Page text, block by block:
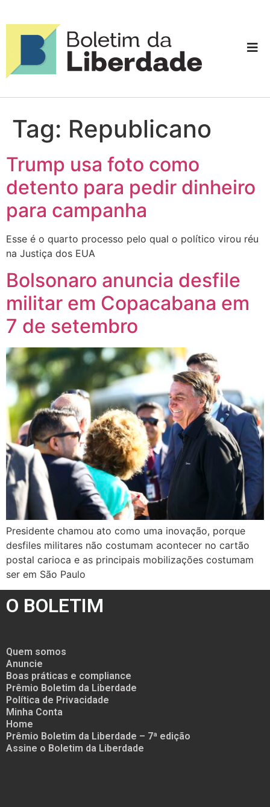
Tag: Republicano
Trump usa foto como
detento para pedir dinheiro
para campanha
Esse é o quarto processo pelo qual o político virou réu
na Justiça dos EUA
Bolsonaro anuncia desfile
militar em Copacabana em
7 de setembro
Presidente chamou ato como uma inovação, porque
desfiles militares não costumam acontecer no cartão
postal carioca e as principais mobilizações costumam
ser em São Paulo
O BOLETIM
Quem somos
Anuncie
Boas práticas e compliance
Prêmio Boletim da Liberdade
Política de Privacidade
Minha Conta
Home
Prêmio Boletim da Liberdade – 7ª edição
Assine o Boletim da Liberdade